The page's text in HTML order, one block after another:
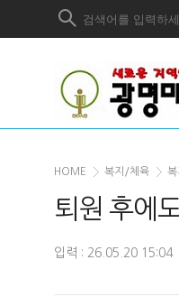
HOME 복지/체육 복
퇴원 후에
입력 : 26.05.20 15:04